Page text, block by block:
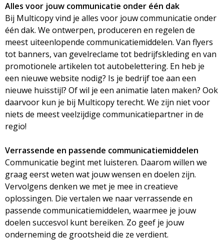
Alles voor jouw communicatie onder één dak
Bij Multicopy vind je alles voor jouw communicatie onder
één dak. We ontwerpen, produceren en regelen de
meest uiteenlopende communicatiemiddelen. Van flyers
tot banners, van gevelreclame tot bedrijfskleding en van
promotionele artikelen tot autobelettering. En heb je
een nieuwe website nodig? Is je bedrijf toe aan een
nieuwe huisstijl? Of wil je een animatie laten maken? Ook
daarvoor kun je bij Multicopy terecht. We zijn niet voor
niets de meest veelzijdige communicatiepartner in de
regio!
Verrassende en passende communicatiemiddelen
Communicatie begint met luisteren. Daarom willen we
graag eerst weten wat jouw wensen en doelen zijn.
Vervolgens denken we met je mee in creatieve
oplossingen. Die vertalen we naar verrassende en
passende communicatiemiddelen, waarmee je jouw
doelen succesvol kunt bereiken. Zo geef je jouw
onderneming de grootsheid die ze verdient.